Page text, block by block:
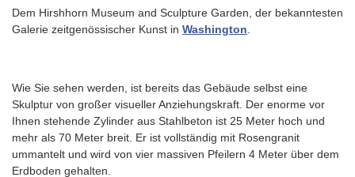
Dem Hirshhorn Museum and Sculpture Garden, der bekanntesten
Galerie zeitgenössischer Kunst in Washington
Wie Sie sehen werden, ist bereits das Gebäude selbst eine
Skulptur von großer visueller Anziehungskraft. Der enorme vor
Ihnen stehende Zylinder aus Stahlbeton ist 25 Meter hoch und
mehr als 70 Meter breit. Er ist vollständig mit Rosengranit
ummantelt und wird von vier massiven Pfeilern 4 Meter über dem
Erdboden gehalten.